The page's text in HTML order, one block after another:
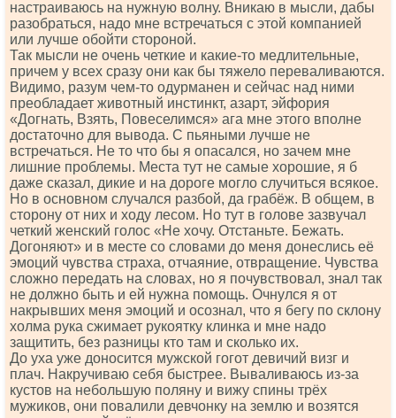
настраиваюсь на нужную волну. Вникаю в мысли, дабы
разобраться, надо мне встречаться с этой компанией
или лучше обойти стороной.
Так мысли не очень четкие и какие-то медлительные,
причем у всех сразу они как бы тяжело переваливаются.
Видимо, разум чем-то одурманен и сейчас над ними
преобладает животный инстинкт, азарт, эйфория
«Догнать, Взять, Повеселимся» ага мне этого вполне
достаточно для вывода. С пьяными лучше не
встречаться. Не то что бы я опасался, но зачем мне
лишние проблемы. Места тут не самые хорошие, я б
даже сказал, дикие и на дороге могло случиться всякое.
Но в основном случался разбой, да грабёж. В общем, в
сторону от них и ходу лесом. Но тут в голове зазвучал
четкий женский голос «Не хочу. Отстаньте. Бежать.
Догоняют» и в месте со словами до меня донеслись её
эмоций чувства страха, отчаяние, отвращение. Чувства
сложно передать на словах, но я почувствовал, знал так
не должно быть и ей нужна помощь. Очнулся я от
накрывших меня эмоций и осознал, что я бегу по склону
холма рука сжимает рукоятку клинка и мне надо
защитить, без разницы кто там и сколько их.
До уха уже доносится мужской гогот девичий визг и
плач. Накручиваю себя быстрее. Вываливаюсь из-за
кустов на небольшую поляну и вижу спины трёх
мужиков, они повалили девчонку на землю и возятся